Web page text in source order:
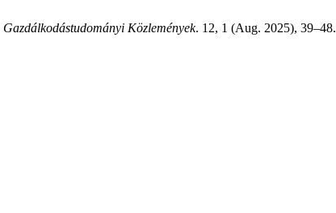
Gazdálkodástudományi Közlemények. 12, 1 (Aug. 2025), 39–48.